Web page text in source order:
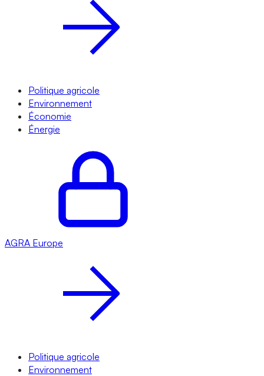
Politique agricole
Environnement
Économie
Énergie
AGRA Europe
Politique agricole
Environnement